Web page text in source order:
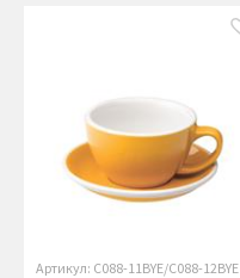
Артикул: C088-11BYE/C088-12BYE